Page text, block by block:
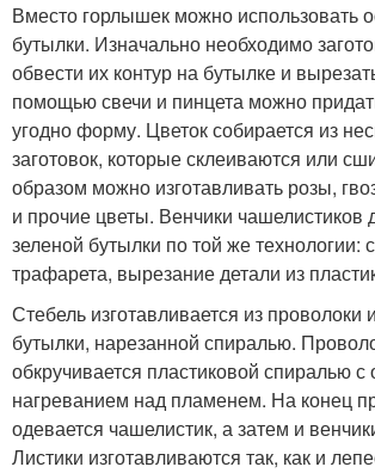
Вместо горлышек можно использовать
бутылки. Изначально необходимо
обвести их контур на бутылке и
помощью свечи и пинцета можно
угодно форму. Цветок собирается из
заготовок, которые склеиваются или
образом можно изготавливать розы,
и прочие цветы. Венчики чашелистиков
зеленой бутылки по той же технологии:
трафарета, вырезание детали из
Стебель изготавливается из проволоки
бутылки, нарезанной спиралью.
обкручивается пластиковой спиралью
нагреванием над пламенем. На конец
одевается чашелистик, а затем и
Листики изготавливаются так, как и